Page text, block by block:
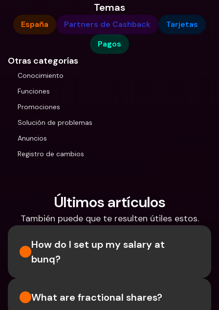
Temas
España Partners de Cashback
Tarjetas
Pagos
Otras categorías
Conocimiento
Funciones
Promociones
Solución de problemas
Anuncios
Registro de cambios
Últimos artículos
También puede que te resulten útiles estos.
How do I set up my salary at
bunq?
What are fractional shares?